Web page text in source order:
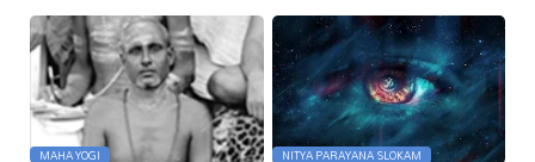
MAHA YOGI NITYA PARAYANA SLOKAM